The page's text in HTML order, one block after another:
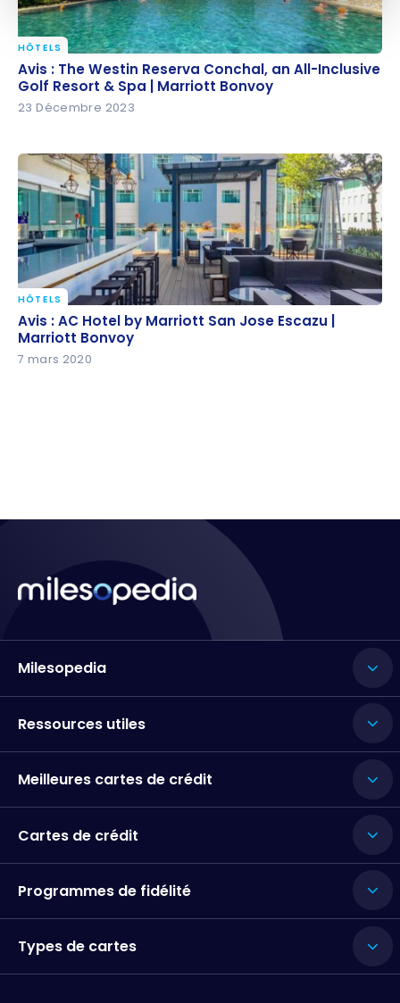
Avis : The Westin Reserva Conchal, an All-Inclusive
Golf Resort & Spa | Marriott Bonvoy
HÔTELS
Avis : The Westin Reserva Conchal, an All-Inclusive
Golf Resort & Spa | Marriott Bonvoy
23 Décembre 2023
Avis : AC Hotel by Marriott San Jose Escazu |
Marriott Bonvoy
HÔTELS
Avis : AC Hotel by Marriott San Jose Escazu |
Marriott Bonvoy
7 mars 2020
Milesopedia
Ressources utiles
Meilleures cartes de crédit
Cartes de crédit
Programmes de fidélité
Types de cartes